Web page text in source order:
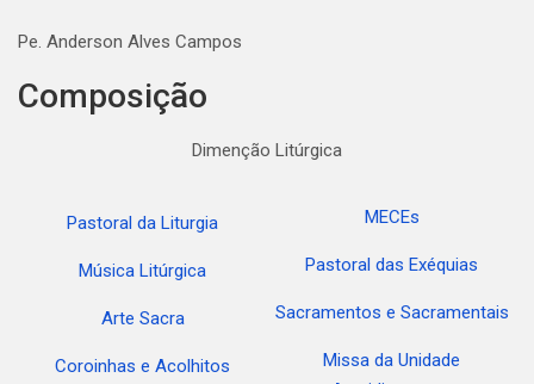
Pe. Anderson Alves Campos
Composição
Dimenção Litúrgica
Pastoral da Liturgia
Música Litúrgica
Arte Sacra
Coroinhas e Acolhitos
MECEs
Pastoral das Exéquias
Sacramentos e Sacramentais
Missa da Unidade